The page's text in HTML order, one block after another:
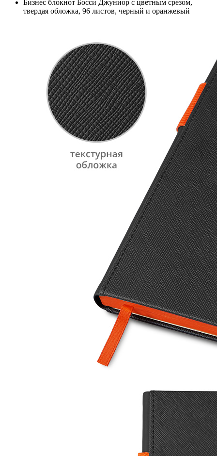
Бизнес блокнот Босси Джуниор с цветным срезом,
твердая обложка, 96 листов, черный и оранжевый